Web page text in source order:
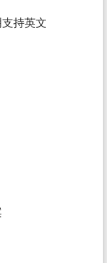
持英文